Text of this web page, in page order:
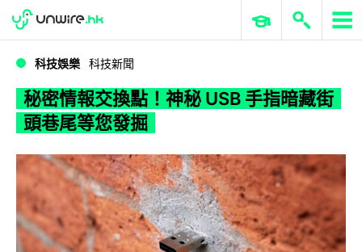
WWDC 2026 ERP 與商業 AI
科技娛樂 科技新聞
秘密情報交換點！神秘 USB 手指暗藏街
頭巷尾等您發掘